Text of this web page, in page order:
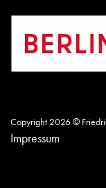
Copyright 2026 ©
Impressum